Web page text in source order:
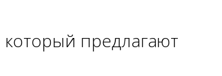
предлагают